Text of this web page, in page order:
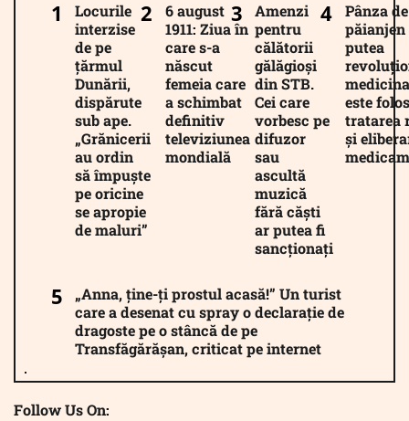
Locurile
interzise
de pe
țărmul
Dunării,
dispărute
sub ape.
„Grănicerii
au ordin
să împuște
pe oricine
se apropie
de maluri”
6 august
1911: Ziua în
care s-a
născut
femeia care
a schimbat
definitiv
televiziunea
mondială
Amenzi
pentru
călătorii
gălăgioși
din STB.
Cei care
vorbesc pe
difuzor
sau
ascultă
muzică
fără căști
ar putea fi
sancționați
Pânza de
păianjen
putea
este
tratarea
și
„Anna, ține-ți prostul acasă!” Un turist
care a desenat cu spray o declarație de
dragoste pe o stâncă de pe
Transfăgărășan, criticat pe internet
Follow Us On: